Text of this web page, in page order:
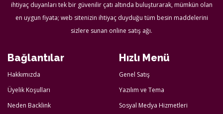
ihtiyaç duyanları tek bir güvenilir çatı altında buluşturarak, mümkün olan
en uygun fiyata; web sitenizin ihtiyaç duyduğu tüm besin maddelerini
sizlere sunan online satış ağı.
Bağlantılar
Hakkımızda
Üyelik Koşulları
Neden Backlink
Hızlı Menü
Genel Satış
Yazılım ve Tema
Sosyal Medya Hizmetleri